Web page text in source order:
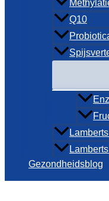
Q10
Gezondheidsblog